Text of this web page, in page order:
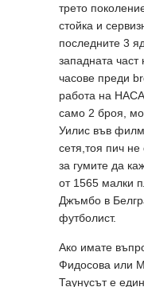
трето
стойка и
последните 3
западната
часове преди
работа на
само 2 броя,
Уилис във
сетя,тоя пич
за гумите да
от 1565 малки
Джъмбо в
футболист.
Ако имате
Фидосова или
Таунусът е